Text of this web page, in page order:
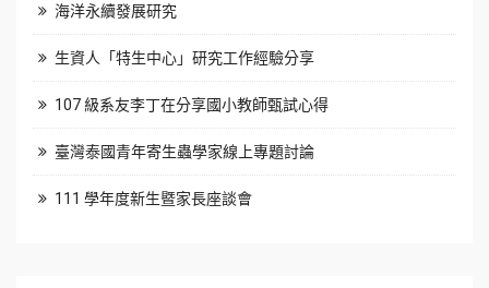
海洋永續發展研究
生資人「特生中心」研究工作經驗分享
107 級系友李丁在分享國小教師甄試心得
臺灣泰國青年寄生蟲學家線上專題討論
111 學年度新生暨家長座談會